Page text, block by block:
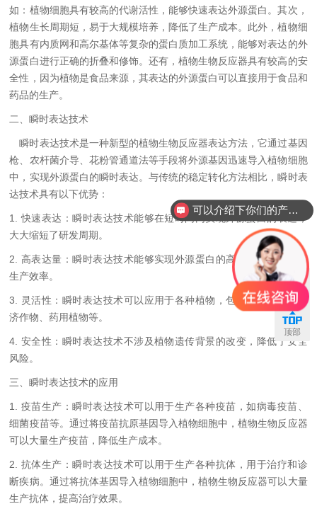
如：植物细胞具有较高的代谢活性，能够快速表达外源蛋白。其次，
植物生长周期短，易于大规模培养，降低了生产成本。此外，植物细
胞具有内质网和高尔基体等复杂的蛋白质加工系统，能够对表达的外
源蛋白进行正确的折叠和修饰。还有，植物生物反应器具有较高的安
全性，因为植物是食品来源，其表达的外源蛋白可以直接用于食品和
药品的生产。
二、瞬时表达技术
瞬时表达技术是一种新型的植物生物反应器表达方法，它通过基因
枪、农杆菌介导、花粉管通道法等手段将外源基因迅速导入植物细胞
中，实现外源蛋白的瞬时表达。与传统的稳定转化方法相比，瞬时表
达技术具有以下优势：
1.快速表达：瞬时表达技术能够在短时间内实现外源蛋白的表达，
大大缩短了研发周期。
2. 高表达量：瞬时表达技术能够实现外源蛋白的高水平表达，提高
生产效率。
3.
灵活性：瞬时表达技术可以应用于各种植物，包括粮食作物、经
济作物、药用植物等。
4. 安全性：瞬时表达技术不涉及植物遗传背景的改变，降低了安全
风险。
三、瞬时表达技术的应用
1. 疫苗生产：瞬时表达技术可以用于生产各种疫苗，如病毒疫苗、
细菌疫苗等。通过将疫苗抗原基因导入植物细胞中，植物生物反应器
可以大量生产疫苗，降低生产成本。
2. 抗体生产：瞬时表达技术可以用于生产各种抗体，用于治疗和诊
断疾病。通过将抗体基因导入植物细胞中，植物生物反应器可以大量
生产抗体，提高治疗效果。
联系
顶部
可以介绍下你们的产品么？